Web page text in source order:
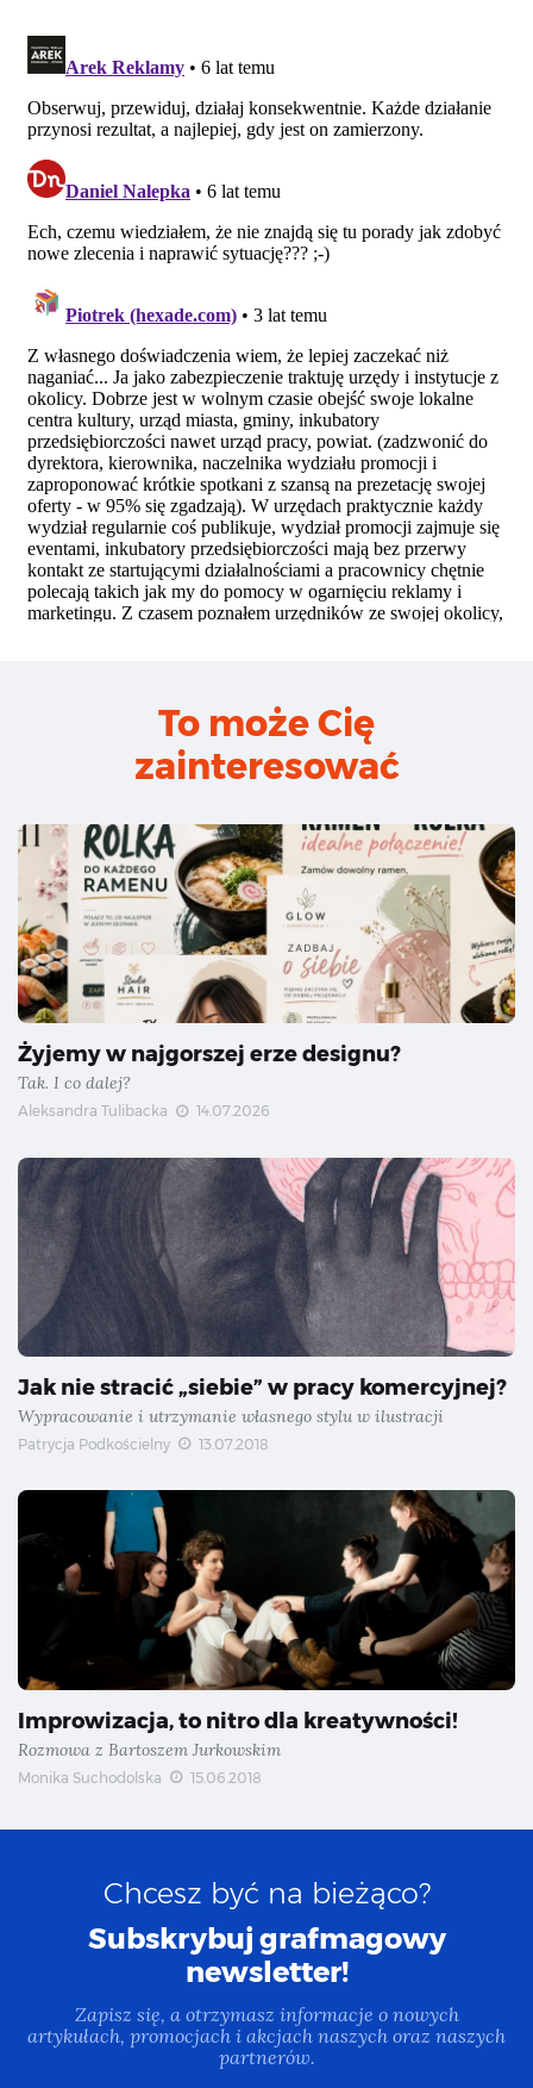
To może Cię
zainteresować
Żyjemy w najgorszej erze designu?
Tak. I co dalej?
Aleksandra Tulibacka 14.07.2026
Jak nie stracić „siebie” w pracy komercyjnej?
Wypracowanie i utrzymanie własnego stylu w ilustracji
Patrycja Podkościelny 13.07.2018
Improwizacja, to nitro dla kreatywności!
Rozmowa z Bartoszem Jurkowskim
Monika Suchodolska 15.06.2018
Chcesz być na bieżąco?
Subskrybuj grafmagowy
newsletter!
Zapisz się, a otrzymasz informacje o nowych
artykułach, promocjach i akcjach naszych oraz naszych
partnerów.